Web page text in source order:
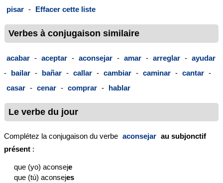
pisar - Effacer cette liste
Verbes à conjugaison similaire
acabar - aceptar - aconsejar - amar - arreglar - ayudar
- bailar - bañar - callar - cambiar - caminar - cantar -
casar - cenar - comprar - hablar
Le verbe du jour
Complétez la conjugaison du verbe aconsejar au subjonctif
présent :
que (yo) aconseje
que (tú) aconsejes